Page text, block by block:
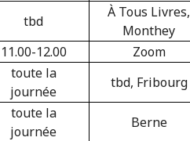
tbd
À Tous Livres,
Monthey
11.00-12.00 Zoom
toute la
journée
tbd, Fribourg
toute la
journée
Berne